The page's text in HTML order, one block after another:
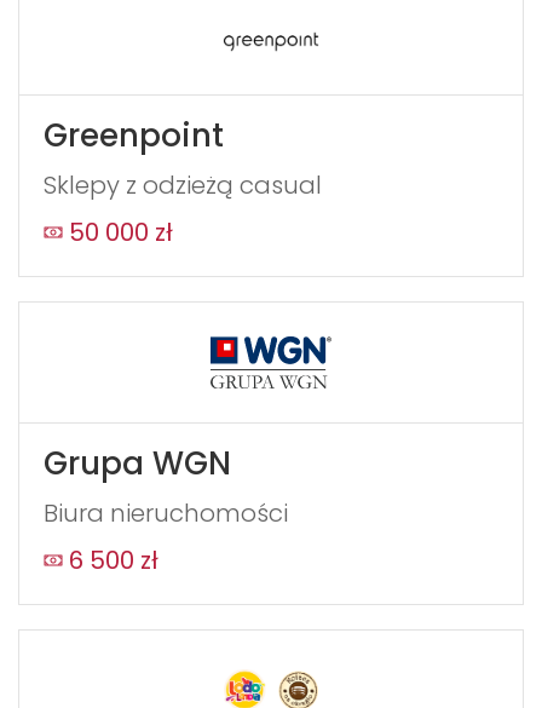
Greenpoint
Sklepy z odzieżą casual
50 000 zł
Grupa WGN
Biura nieruchomości
6 500 zł